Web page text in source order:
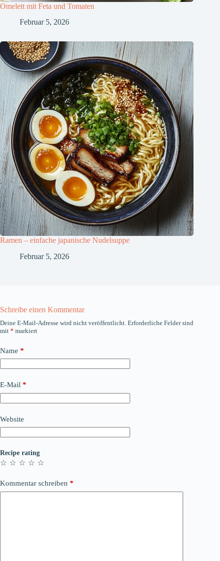
Omelett mit Feta und Tomaten
Februar 5, 2026
Ramen – einfache japanische Nudelsuppe
Februar 5, 2026
Schreibe einen Kommentar
Deine E-Mail-Adresse wird nicht veröffentlicht. Erforderliche Felder sind
mit * markiert
Name *
E-Mail *
Website
Recipe rating
☆
☆
☆
☆
☆
Kommentar schreiben *